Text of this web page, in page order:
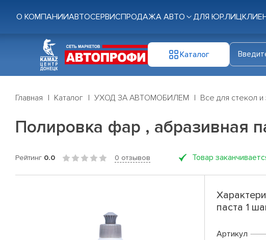
О КОМПАНИИАВТОСЕРВИСПРОДАЖА АВТО ДЛЯ ЮР.ЛИЦ
Каталог
Главная Каталог УХОД ЗА АВТОМОБИЛЕМ Все для стекол и
Полировка фар , абразивная
Рейтинг 0.0 0 отзывов Товар
паста 1
Артикул